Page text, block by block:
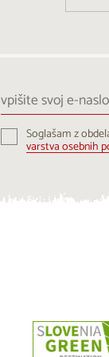
vpišite
svoj
e-
naslovSoglašam z
varstva osebnih